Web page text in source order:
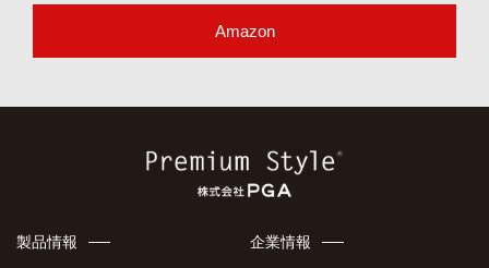
Amazon
製品情報 企業情報